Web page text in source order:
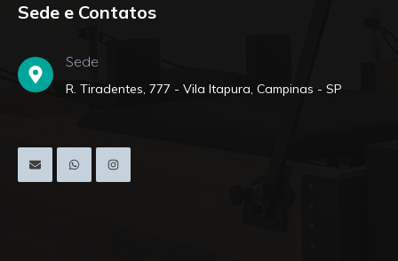
Sede e Contatos
Sede
R. Tiradentes, 777 - Vila Itapura, Campinas - SP